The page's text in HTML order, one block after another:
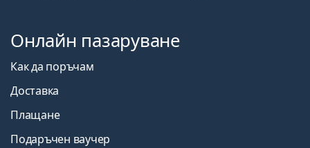
Онлайн пазаруване
Как да поръчам
Доставка
Плащане
Подаръчен ваучер